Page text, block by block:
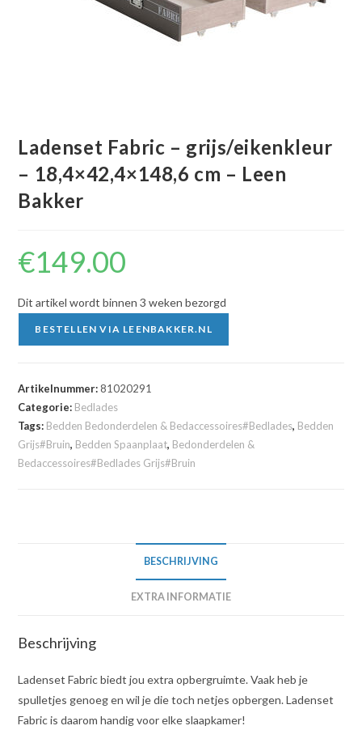
Ladenset Fabric – grijs/eikenkleur
– 18,4×42,4×148,6 cm – Leen
Bakker
€149.00
Dit artikel wordt binnen 3 weken bezorgd
BESTELLEN VIA LEENBAKKER.NL
Artikelnummer:81020291
Categorie: Bedlades
Tags: Bedden Bedonderdelen & Bedaccessoires#Bedlades, Bedden
Grijs#Bruin, Bedden Spaanplaat, Bedonderdelen &
Bedaccessoires#Bedlades Grijs#Bruin
BESCHRIJVING
EXTRA INFORMATIE
Beschrijving
Ladenset Fabric biedt jou extra opbergruimte. Vaak heb je
spulletjes genoeg en wil je die toch netjes opbergen. Ladenset
Fabric is daarom handig voor elke slaapkamer!